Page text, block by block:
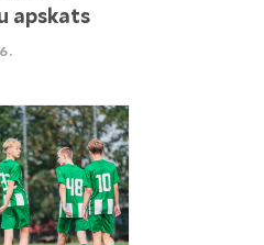
apskats